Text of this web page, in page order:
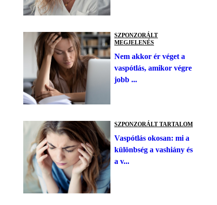
SZPONZORÁLT
MEGJELENÉS
Nem akkor ér véget a
vaspótlás, amikor végre
jobb ...
SZPONZORÁLT TARTALOM
Vaspótlás okosan: mi a
különbség a vashiány és
a v...